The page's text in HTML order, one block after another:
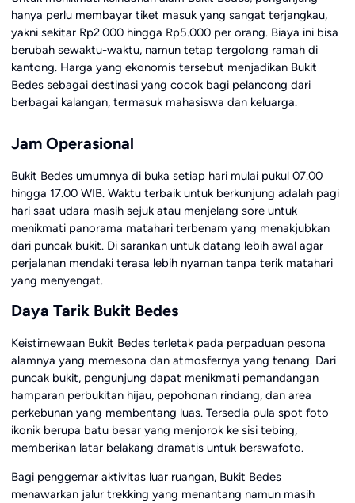
hanya perlu membayar tiket masuk yang sangat terjangkau,
yakni sekitar Rp2.000 hingga Rp5.000 per orang. Biaya ini bisa
berubah sewaktu-waktu, namun tetap tergolong ramah di
kantong. Harga yang ekonomis tersebut menjadikan Bukit
Bedes sebagai destinasi yang cocok bagi pelancong dari
berbagai kalangan, termasuk mahasiswa dan keluarga.
Jam Operasional
Bukit Bedes umumnya di buka setiap hari mulai pukul 07.00
hingga 17.00 WIB. Waktu terbaik untuk berkunjung adalah pagi
hari saat udara masih sejuk atau menjelang sore untuk
menikmati panorama matahari terbenam yang menakjubkan
dari puncak bukit. Di sarankan untuk datang lebih awal agar
perjalanan mendaki terasa lebih nyaman tanpa terik matahari
yang menyengat.
Daya Tarik Bukit Bedes
Keistimewaan Bukit Bedes terletak pada perpaduan pesona
alamnya yang memesona dan atmosfernya yang tenang. Dari
puncak bukit, pengunjung dapat menikmati pemandangan
hamparan perbukitan hijau, pepohonan rindang, dan area
perkebunan yang membentang luas. Tersedia pula spot foto
ikonik berupa batu besar yang menjorok ke sisi tebing,
memberikan latar belakang dramatis untuk berswafoto.
Bagi penggemar aktivitas luar ruangan, Bukit Bedes
menawarkan jalur trekking yang menantang namun masih